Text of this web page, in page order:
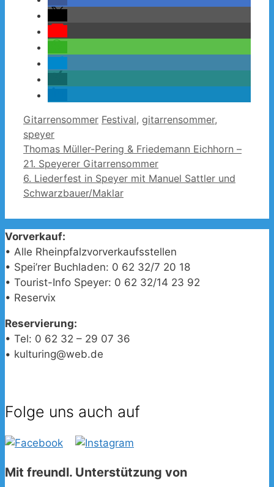
Kategorien
Gitarrensommer Schlagwörter
Festival, gitarrensommer,
speyer
Thomas Müller-Pering & Friedemann Eichhorn –
21. Speyerer Gitarrensommer
6. Liederfest in Speyer mit Manuel Sattler und
Schwarzbauer/Maklar
Vorverkauf:
• Alle Rheinpfalzvorverkaufsstellen
• Spei’rer Buchladen: 0 62 32/7 20 18
• Tourist-Info Speyer: 0 62 32/14 23 92
• Reservix
Reservierung:
• Tel: 0 62 32 – 29 07 36
• kulturing@web.de
Folge uns auch auf
Mit freundl. Unterstützung von